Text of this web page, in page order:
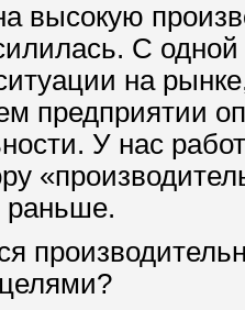
высокую
С
на
предприятии
У нас
раньше.